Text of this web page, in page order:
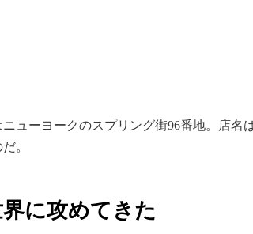
ューヨークのスプリング街96番地。店名
。
に攻めてきた